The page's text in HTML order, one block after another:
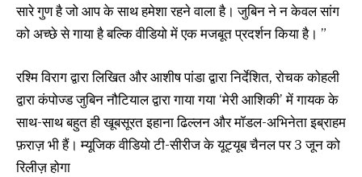
सारे गुण है जो आप के साथ हमेशा रहने वाला है। जुबिन ने न केवल सांग
को अच्छे से गाया है बल्कि वीडियो में एक मजबूत प्रदर्शन किया है। ”
रश्मि विराग द्वारा लिखित और आशीष पांडा द्वारा निर्देशित, रोचक कोहली
द्वारा कंपोज्ड जुबिन नौटियाल द्वारा गाया गया ‘मेरी आशिकी’ में गायक के
साथ-साथ बहुत ही खूबसूरत इहाना ढिल्लन और मॉडल-अभिनेता इब्राहम
फ़राज़ भी हैं। म्यूजिक वीडियो टी-सीरीज के यूट्यूब चैनल पर 3 जून को
रिलीज़ होगा